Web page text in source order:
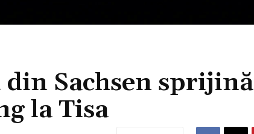
Sachsen sprijină
la Tisa